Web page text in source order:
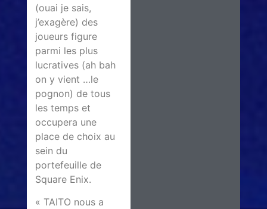
(ouai je sais,
j’exagère) des
joueurs figure
parmi les plus
lucratives (ah bah
on y vient …le
pognon) de tous
les temps et
occupera une
place de choix au
sein du
portefeuille de
Square Enix.
« TAITO nous a